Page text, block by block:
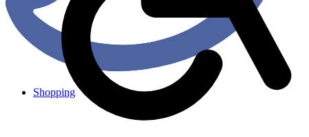
Shopping